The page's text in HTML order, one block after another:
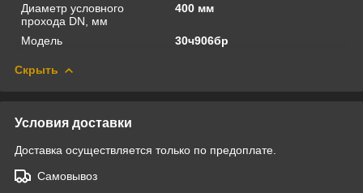
Диаметр условного
прохода DN, мм
400 мм
Модель 30ч906бр
Скрыть
Условия доставки
Доставка осуществляется только по предоплате.
Самовывоз